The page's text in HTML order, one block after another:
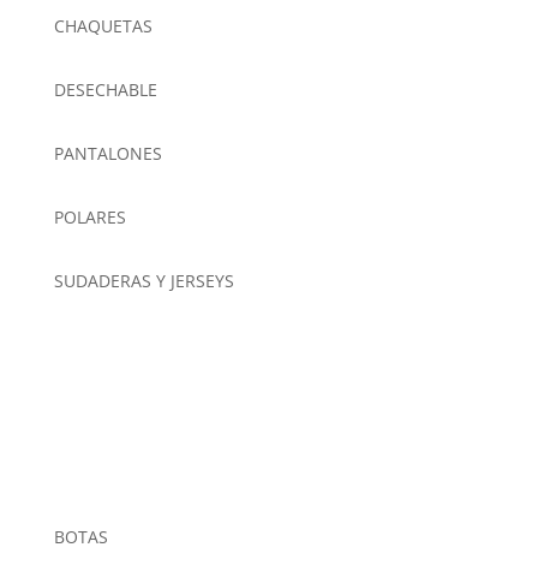
CHAQUETAS
DESECHABLE
PANTALONES
POLARES
SUDADERAS Y JERSEYS
BOTAS